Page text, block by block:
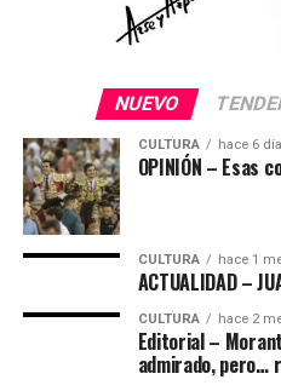
NUEVO
CULTURA hace 6
OPINIÓN – Esas
CULTURA hace 1
ACTUALIDAD –
CULTURA hace 2
Editorial –
admirado, pero…